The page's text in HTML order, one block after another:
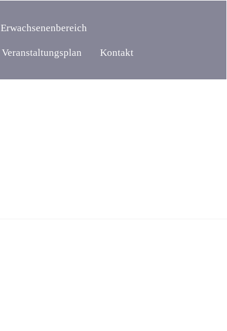
Erwachsenenbereich
Veranstaltungsplan Kontakt